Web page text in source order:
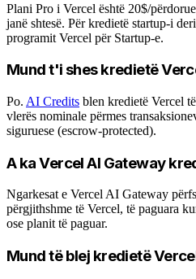
Plani Pro i Vercel është 20$/
janë shtesë. Për kredietë startup-i
programit Vercel për Startup-e.
Mund t'i shes kredietë
Po. AI Credits blen kredietë Vercel
vlerës nominale përmes
siguruese (escrow-protected).
A ka Vercel AI Gateway
Ngarkesat e Vercel AI Gateway
përgjithshme të Vercel, të paguara
ose planit të paguar.
Mund të blej kredietë